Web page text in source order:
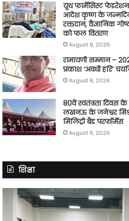
यूथ फार्मेसिस्ट
आदेश कृष्ण के
रक्तदान, वैज्ञानिक
को फल वितरण
August 8, 2026
रामायणी सम्मान –
प्रकाश ‘अवधी हरि’
August 8, 2026
80वें स्वतंत्रता दिवस
लखनऊ के जनेश्वर
मिलिट्री बैंड परफॉर्मेंस
August 8, 2026
शिक्षा